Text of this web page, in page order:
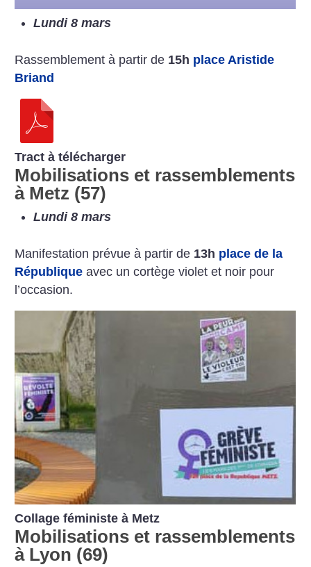
Lundi 8 mars
Rassemblement à partir de 15h place Aristide
Briand
Tract à télécharger
Mobilisations et rassemblements
à Metz (57)
Lundi 8 mars
Manifestation prévue à partir de 13h place de la
République avec un cortège violet et noir pour
l’occasion.
Collage féministe à Metz
Mobilisations et rassemblements
à Lyon (69)